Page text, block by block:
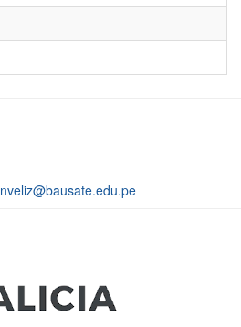
nveliz@bausate.edu.pe